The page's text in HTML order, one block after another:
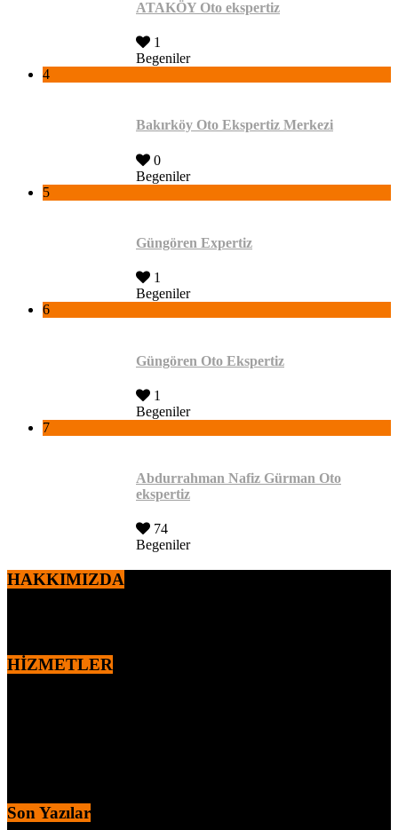
ATAKÖY Oto ekspertiz
1
Begeniler
4
Bakırköy Oto Ekspertiz Merkezi
0
Begeniler
5
Güngören Expertiz
1
Begeniler
6
Güngören Oto Ekspertiz
1
Begeniler
7
Abdurrahman Nafiz Gürman Oto
ekspertiz
74
Begeniler
HAKKIMIZDA
HİZMETLER
Son Yazılar